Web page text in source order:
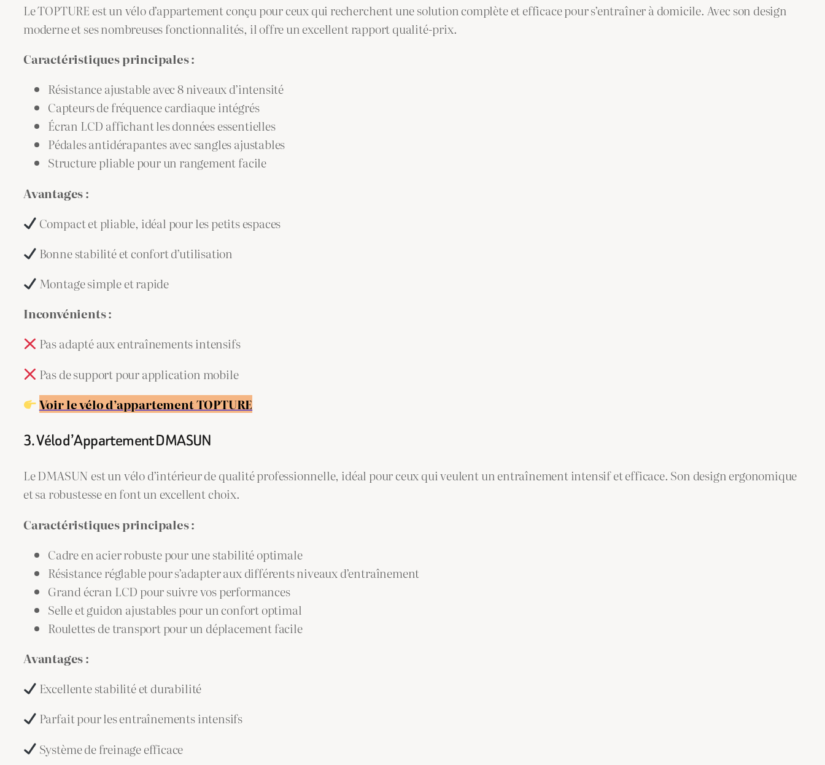
Le TOPTURE est un vélo d’appartement conçu pour ceux qui recherchent une solution complète et efficace pour s’entraîner à domicile. Avec son design
moderne et ses nombreuses fonctionnalités, il offre un excellent rapport qualité-prix.
Caractéristiques principales :
Résistance ajustable avec 8 niveaux d’intensité
Capteurs de fréquence cardiaque intégrés
Écran LCD affichant les données essentielles
Pédales antidérapantes avec sangles ajustables
Structure pliable pour un rangement facile
Avantages :
Compact et pliable, idéal pour les petits espaces
Bonne stabilité et confort d’utilisation
Montage simple et rapide
Inconvénients :
Pas adapté aux entraînements intensifs
Pas de support pour application mobile
Voir le vélo d’appartement TOPTURE
3. Vélo d’Appartement DMASUN
Le DMASUN est un vélo d’intérieur de qualité professionnelle, idéal pour ceux qui veulent un entraînement intensif et efficace. Son design ergonomique
et sa robustesse en font un excellent choix.
Caractéristiques principales :
Cadre en acier robuste pour une stabilité optimale
Résistance réglable pour s’adapter aux différents niveaux d’entraînement
Grand écran LCD pour suivre vos performances
Selle et guidon ajustables pour un confort optimal
Roulettes de transport pour un déplacement facile
Avantages :
Excellente stabilité et durabilité
Parfait pour les entraînements intensifs
Système de freinage efficace